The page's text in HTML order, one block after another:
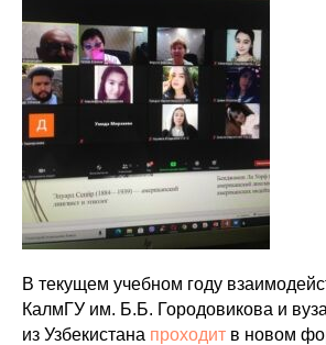
В текущем учебном году
КалмГУ им. Б.Б. Городовикова и
из Узбекистана проходит в новом